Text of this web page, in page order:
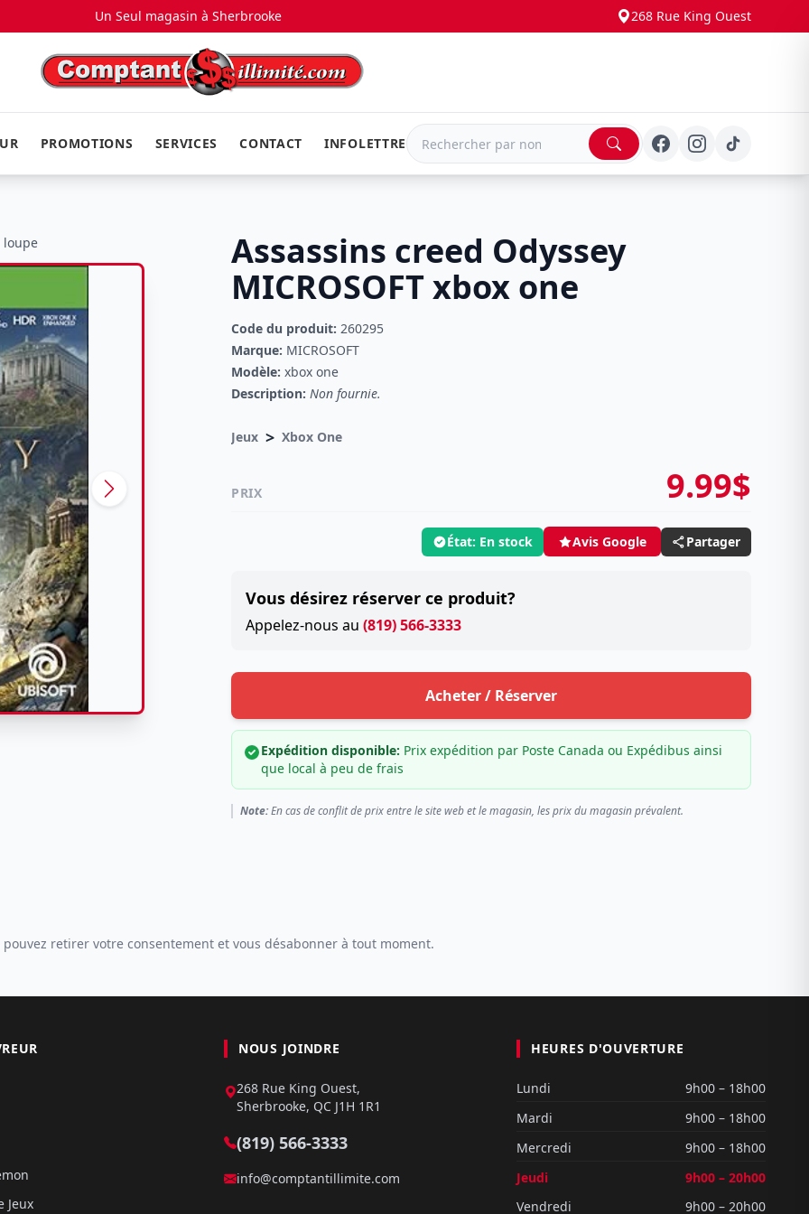
Un Seul magasin à Sherbrooke 268 Rue King Ouest
PROMOTIONS SERVICES CONTACT INFOLETTRE
loupe
Assassins creed Odyssey
MICROSOFT xbox one
Code du produit: 260295
Marque: MICROSOFT
Modèle: xbox one
Description: Non fournie.
Jeux > Xbox One
PRIX 9.99$
État: En stock Avis Google Partager
Vous désirez réserver ce produit?
Appelez-nous au (819) 566-3333
Acheter / Réserver
Expédition disponible: Prix expédition par Poste Canada ou Expédibus ainsi
que local à peu de frais
Note:En cas de conflit de prix entre le site web et le magasin, les prix du magasin prévalent.
pouvez retirer votre consentement et vous désabonner à tout moment.
Jeux
NOUS JOINDRE
268 Rue King Ouest,
Sherbrooke, QC J1H 1R1
(819) 566-3333
info@comptantillimite.com
HEURES D'OUVERTURE
Lundi
9h00 – 18h00
Mardi
9h00 – 18h00
Mercredi
9h00 – 18h00
Jeudi
9h00 – 20h00
Vendredi
9h00 – 20h00